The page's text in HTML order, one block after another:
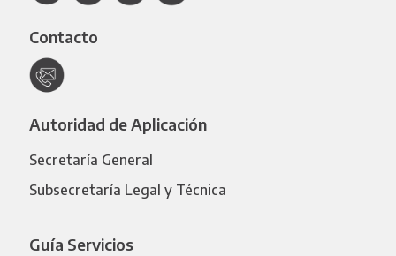
Contacto
Autoridad de Aplicación
Secretaría General
Subsecretaría Legal y Técnica
Guía Servicios